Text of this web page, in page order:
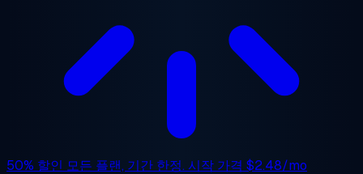
50% 할인 모든 플랜, 기간 한정. 시작 가격 $2.48/mo